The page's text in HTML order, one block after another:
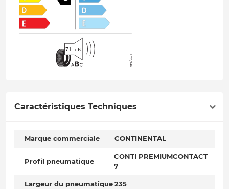
Caractéristiques Techniques
Marque commerciale CONTINENTAL
Profil pneumatique
CONTI PREMIUMCONTACT
7
Largeur du pneumatique235